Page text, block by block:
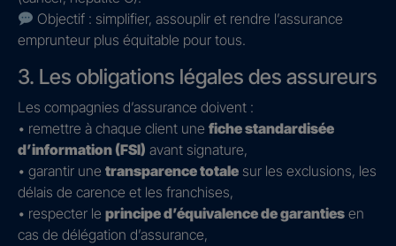
Objectif : simplifier, assouplir et rendre l’assurance
emprunteur plus équitable pour tous.
3. Les obligations légales des assureurs
Les compagnies d’assurance doivent :
• remettre à chaque client une fiche standardisée
d’information (FSI) avant signature,
• garantir une transparence totale sur les exclusions, les
délais de carence et les franchises,
• respecter le principe d’équivalence de garanties en
cas de délégation d’assurance,